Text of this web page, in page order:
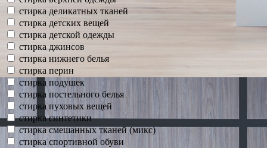
стирка деликатных тканей
стирка детских вещей
стирка детской одежды
стирка джинсов
стирка нижнего белья
стирка перин
стирка подушек
стирка постельного белья
стирка пуховых вещей
стирка синтетики
стирка смешанных тканей (микс)
стирка спортивной обуви